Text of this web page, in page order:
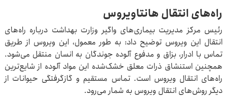
راه‌های انتقال هانتاویروس
رئیس مرکز مدیریت بیماری‌های واگیر وزارت بهداشت درباره راه‌های
انتقال این ویروس توضیح داد: به طور معمول، این ویروس از طریق
تماس با ادرار، بزاق و مدفوع آلوده جوندگان به انسان منتقل می‌شود.
همچنین استنشاق ذرات معلق خشک‌شده این مواد آلوده از شایع‌ترین
راه‌های انتقال ویروس است. تماس مستقیم و گازگرفتگی حیوانات از
دیگر روش‌های انتقال ویروس به شمار می‌رود.